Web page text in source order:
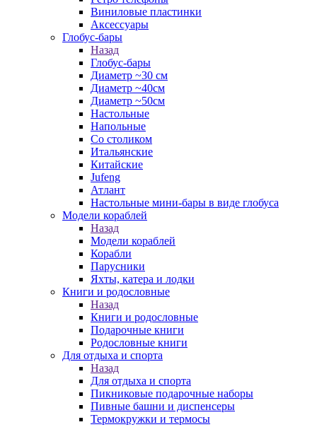
Виниловые пластинки
Аксессуары
Глобус-бары
Назад
Глобус-бары
Диаметр ~30 см
Диаметр ~40см
Диаметр ~50см
Настольные
Напольные
Со столиком
Итальянские
Китайские
Jufeng
Атлант
Настольные мини-бары в виде глобуса
Модели кораблей
Назад
Модели кораблей
Корабли
Парусники
Яхты, катера и лодки
Книги и родословные
Назад
Книги и родословные
Подарочные книги
Родословные книги
Для отдыха и спорта
Назад
Для отдыха и спорта
Пикниковые подарочные наборы
Пивные башни и диспенсеры
Термокружки и термосы